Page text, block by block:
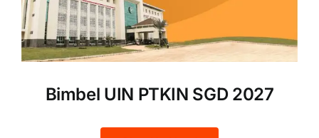
Bimbel UIN PTKIN SGD 2027